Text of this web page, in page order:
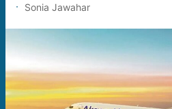
Sonia Jawahar